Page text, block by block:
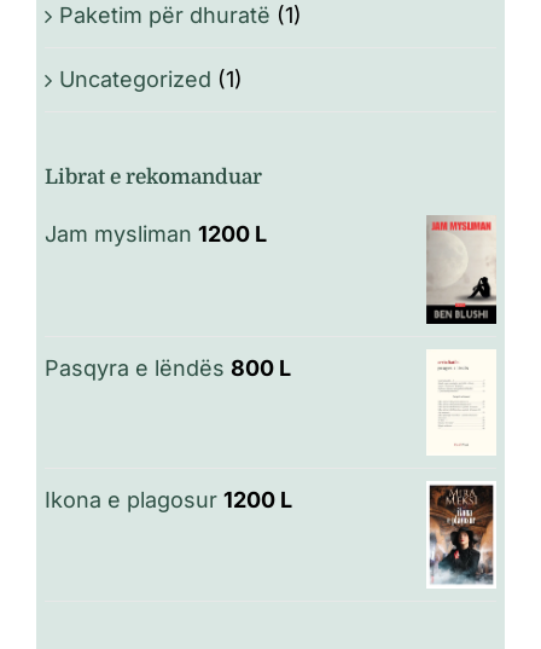
Paketim për dhuratë (1)
Uncategorized (1)
Librat e rekomanduar
Jam mysliman 1200 L
Pasqyra e lëndës 800 L
Ikona e plagosur 1200 L